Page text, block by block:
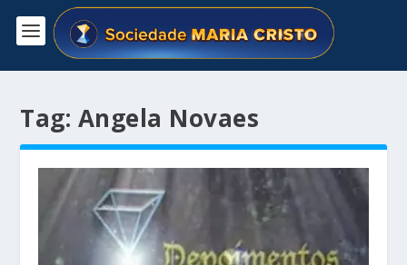
Tag: Angela Novaes